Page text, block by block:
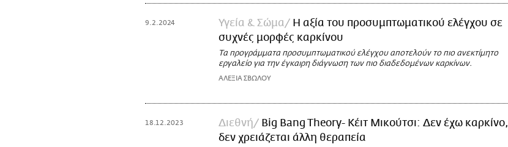
9.2.2024 Υγεία & Σώμα
Η αξία του προσυμπτωματικού ελέγχου σε
συχνές μορφές καρκίνου
Τα προγράμματα προσυμπτωματικού ελέγχου αποτελούν το πιο ανεκτίμητο
εργαλείο για την έγκαιρη διάγνωση των πιο διαδεδομένων καρκίνων.
ΑΛΕΞΙΑ ΣΒΩΛΟΥ
18.12.2023 Διεθνή
Big Bang Theory- Κέιτ Μικούτσι: Δεν έχω καρκίνο,
δεν χρειάζεται άλλη θεραπεία